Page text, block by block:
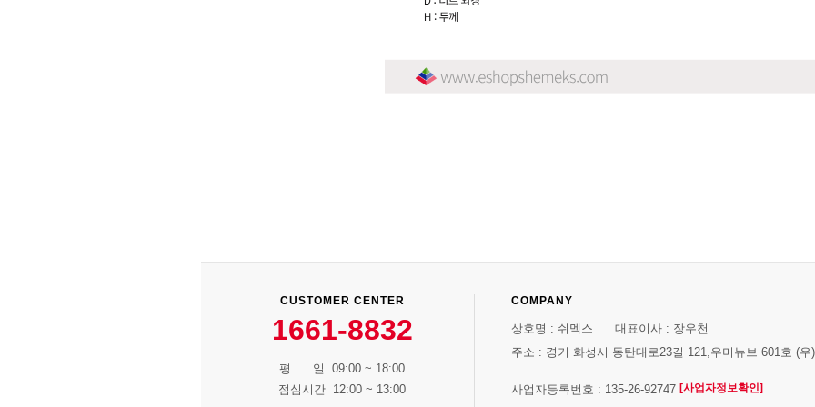
CUSTOMER CENTER
1661-8832
평 일 09:00 ~ 18:00
점심시간 12:00 ~ 13:00
COMPANY
상호명 : 쉬멕스 대표이사 : 장우천
주소 : 경기 화성시 동탄대로23길 121,우미뉴브 601호 (우
사업자등록번호 : 135-26-92747 [사업자정보확인]